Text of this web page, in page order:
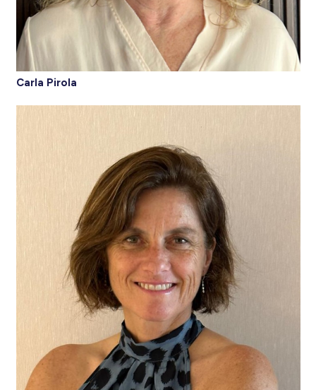
Carla Pirola